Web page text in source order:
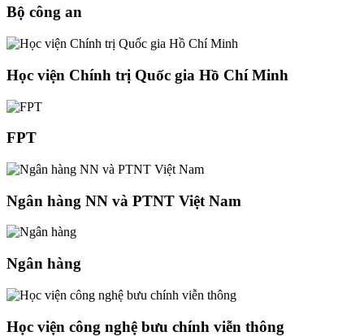
Bộ công an
Học viện Chính trị Quốc gia Hồ Chí Minh
FPT
Ngân hàng NN và PTNT Việt Nam
Ngân hàng
Học viện công nghệ bưu chính viễn thông